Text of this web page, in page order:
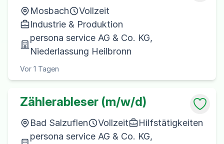
Mosbach
Vollzeit
Industrie & Produktion
persona service AG & Co. KG,
Niederlassung Heilbronn
Vor 1 Tagen
Zählerableser (m/w/d)
Bad Salzuflen Vollzeit
Hilfstätigkeiten
persona service AG & Co. KG,